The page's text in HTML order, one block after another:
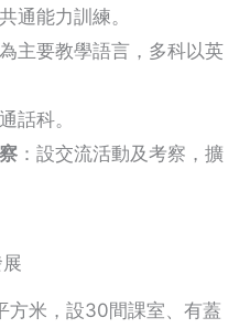
通能力訓練。
主要教學語言，多科以英
話科。
：設交流活動及考察，擴
方米，設30間課室、有蓋